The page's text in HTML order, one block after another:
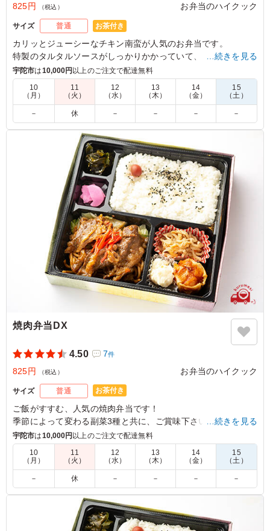
825円 （税込） お弁当のハイクック
サイズ 普通 お茶付き
カリッとジューシーなチキン南蛮が人気のお弁当です。
特製のタルタルソースがしっかりかかっていて、とても美味で
す！
4.0 大阪府立鳳高校
お弁当が冷たいのは仕方ないと思います。ご飯は少し固め
だったかと思います。 味は美味しいと好評でした。次
回、また機会があれば利用させていただきたく思います。
お世話になりました。
ご利用シーン：会食・接待› 会食
大阪府堺市西区原田2025/04/02
…続きを見る
宇陀市は10,000円 以上のご注文で配達無料
10
（月）
11
（火）
12
（水）
13
（木）
14
（金）
15
（土）
－ 休 － － － －
焼肉弁当DX
4.50 7件
825円 （税込） お弁当のハイクック
サイズ 普通 お茶付き
ご飯がすすむ、人気の焼肉弁当です！
季節によって変わる副菜3種と共に、ご賞味下さい！
5.0 歌で伝える歴史文化の会
焼肉弁当は、いつも好評ですが、食べるタイミングが、届
いてすぐとはならないので、心配していましたが、冷めて
も美味しかったようです。焼肉のタレが美味しかったと！
副菜は、優しいお味でバランスが良かった！
ご利用シーン：イベント運営›コンサート
…続きを見る
宇陀市は10,000円以上のご注文で配達無料
10
（月）
11
（火）
12
（水）
13
（木）
14
（金）
15
（土）
－ 休 － － － －